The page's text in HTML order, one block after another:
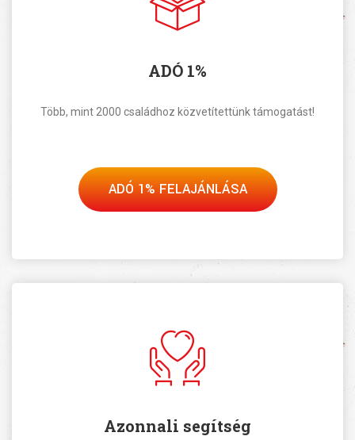
ADÓ 1%
Több, mint 2000 családhoz közvetítettünk támogatást!
ADÓ 1% FELAJÁNLÁSA
Azonnali segítség